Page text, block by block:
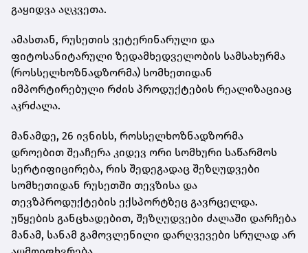
გაყიდვა აღკვეთა.
ამასთან, რუსეთის ვეტერინარული და
ფიტოსანიტარული ზედამხედველობის სამსახურმა
(როსსელხოზნადზორმა) სომხეთიდან
იმპორტირებული რძის პროდუქტების რეალიზაციაც
აკრძალა.
მანამდე, 26 ივნისს, როსსელხოზნადზორმა
დროებით შეაჩერა კიდევ ორი სომხური საწარმოს
სერტიფიცირება, რის შედეგადაც შეზღუდვები
სომხეთიდან რუსეთში თევზისა და
თევზპროდუქტების ექსპორტზეც გავრცელდა.
უწყების განცხადებით, შეზღუდვები ძალაში დარჩება
მანამ, სანამ გამოვლენილი დარღვევები სრულად არ